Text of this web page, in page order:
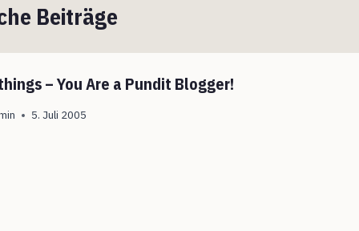
Beiträge
– You Are a Pundit Blogger!
5. Juli 2005